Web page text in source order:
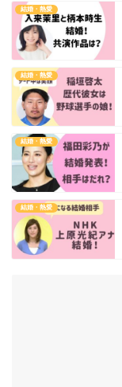
結婚・熱愛
結婚・熱愛
結婚・熱愛
結婚・熱愛